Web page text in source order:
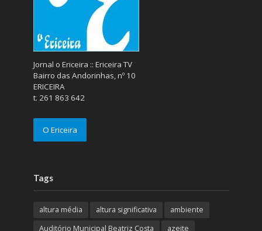
Jornal o Ericeira :: Ericeira TV
Bairro das Andorinhas, nº 10
ERICEIRA
t. 261 863 642
O Ericeira
Tags
altura média altura significativa
ambiente
Auditório Municipal Beatriz Costa
azeite